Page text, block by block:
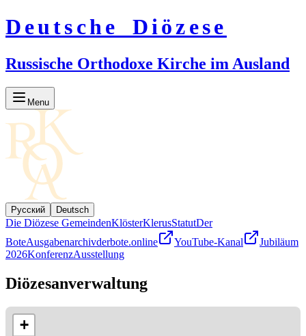
Deutsche Diözese
Russische Orthodoxe Kirche im Ausland
Menu
Русский Deutsch
Die Diözese GemeindenKlösterKlerusStatutDer
BoteAusgabenarchivderbote.online YouTube-Kanal
Jubiläum
2026KonferenzAusstellung
Diözesanverwaltung
+